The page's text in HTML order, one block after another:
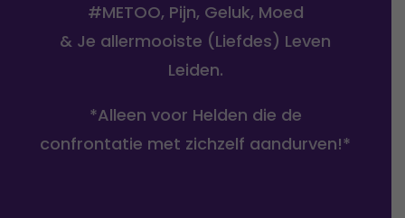
#METOO, Pijn, Geluk, Moed
& Je allermooiste (Liefdes) Leven
Leiden.
*Alleen voor Helden die de
confrontatie met zichzelf aandurven!*